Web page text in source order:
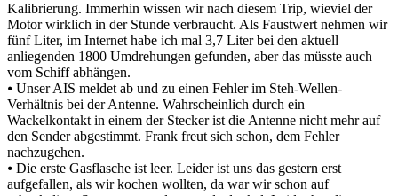
Kalibrierung. Immerhin wissen wir nach diesem Trip, wieviel der
Motor wirklich in der Stunde verbraucht. Als Faustwert nehmen wir
fünf Liter, im Internet habe ich mal 3,7 Liter bei den aktuell
anliegenden 1800 Umdrehungen gefunden, aber das müsste auch
vom Schiff abhängen.
⦁ Unser AIS meldet ab und zu einen Fehler im Steh-Wellen-
Verhältnis bei der Antenne. Wahrscheinlich durch ein
Wackelkontakt in einem der Stecker ist die Antenne nicht mehr auf
den Sender abgestimmt. Frank freut sich schon, dem Fehler
nachzugehen.
⦁ Die erste Gasflasche ist leer. Leider ist uns das gestern erst
aufgefallen, als wir kochen wollten, da war wir schon auf